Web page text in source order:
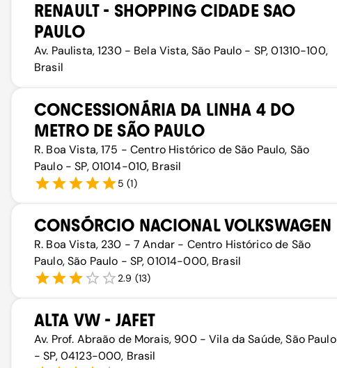
RENAULT - SHOPPING CIDADE SAO
PAULO
Av. Paulista, 1230 - Bela Vista, São Paulo - SP, 01310-100,
Brasil
CONCESSIONÁRIA DA LINHA 4 DO
METRO DE SÃO PAULO
R. Boa Vista, 175 - Centro Histórico de São Paulo, São
Paulo - SP, 01014-010, Brasil
5 (1)
CONSÓRCIO NACIONAL VOLKSWAGEN
R. Boa Vista, 230 - 7 Andar - Centro Histórico de São
Paulo, São Paulo - SP, 01014-000, Brasil
2.9 (13)
ALTA VW - JAFET
Av. Prof. Abraão de Morais, 900 - Vila da Saúde, São Paulo
- SP, 04123-000, Brasil